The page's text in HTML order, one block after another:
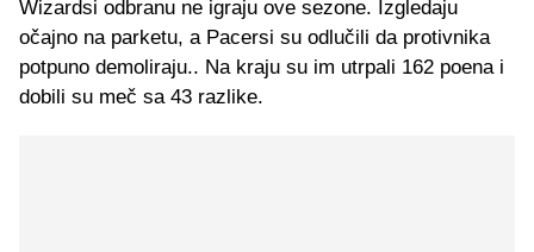
Wizardsi odbranu ne igraju ove sezone. Izgledaju
očajno na parketu, a Pacersi su odlučili da protivnika
potpuno demoliraju.. Na kraju su im utrpali 162 poena i
dobili su meč sa 43 razlike.